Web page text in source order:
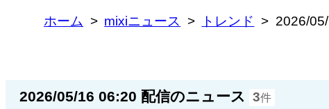
ホーム mixiニュース トレンド 2026/
2026/05/16 06:20 配信のニュース 3件